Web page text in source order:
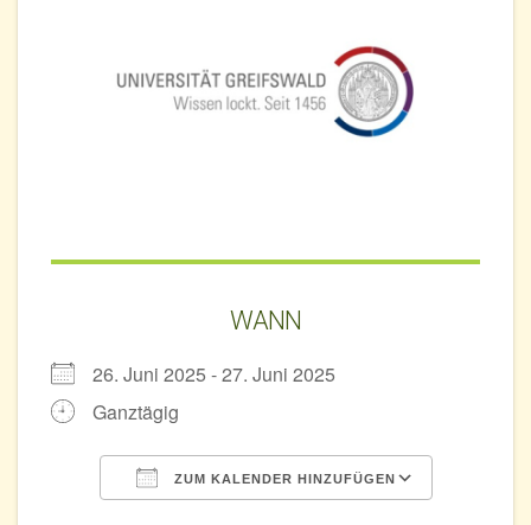
WANN
26. Juni 2025 - 27. Juni 2025
Ganztägig
ZUM KALENDER HINZUFÜGEN